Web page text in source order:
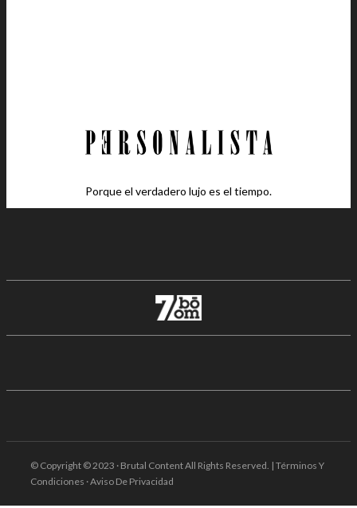
Porque el verdadero lujo es el tiempo.
© Copyright © 2023 · Brutal Content All Rights Reserved. | Términos Y
Condiciones · Aviso De Privacidad